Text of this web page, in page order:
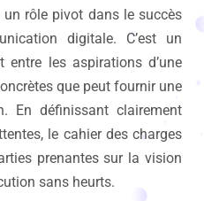
rôle pivot dans le succès
digitale. C’est un
les aspirations d’une
que peut fournir une
En définissant clairement
le cahier des charges
prenantes sur la vision
sans heurts.